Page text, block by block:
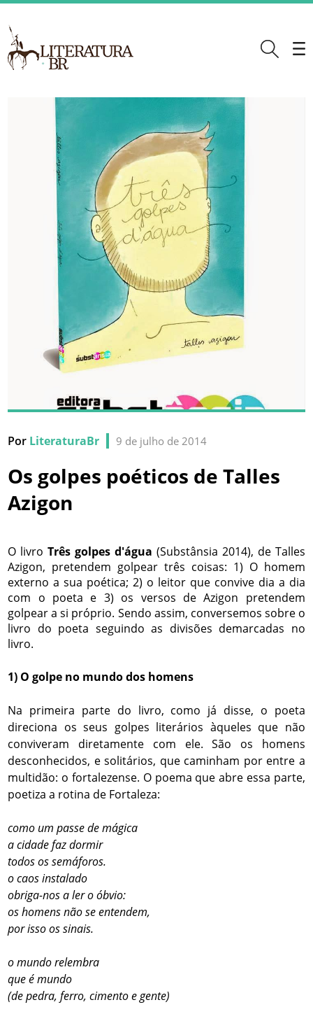
Por LiteraturaBr 9 de julho de 2014
Os golpes poéticos de Talles
Azigon
O livroTrês golpes d'água (Substânsia 2014), de Talles
Azigon, pretendem golpear três coisas: 1) O homem
externo a sua poética; 2) o leitor que convive dia a dia
com o poeta e 3) os versos de Azigon pretendem
golpear a si próprio. Sendo assim, conversemos sobre o
livro do poeta seguindo as divisões demarcadas no
livro.
1) O golpe no mundo dos homens
Na primeira parte do livro, como já disse, o poeta
direciona os seus golpes literários àqueles que não
conviveram diretamente com ele. São os homens
desconhecidos, e solitários, que caminham por entre a
multidão: o fortalezense. O poema que abre essa parte,
poetiza a rotina de Fortaleza:
como um passe de mágica
a cidade faz dormir
todos os semáforos.
o caos instalado
obriga-nos a ler o óbvio:
os homens não se entendem,
por isso os sinais.
o mundo relembra
que é mundo
(de pedra, ferro, cimento e gente)